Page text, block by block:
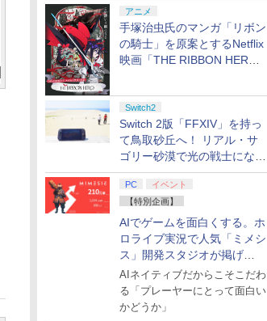
アニメ
手塚治虫氏のマンガ「リボン
の騎士」を原案とするNetflix
映画「THE RIBBON HERO
Switch2
Switch 2版「FFXIV」を持っ
て鳥取砂丘へ！ リアル・サ
ゴリー砂漠で光の戦士になっ
てみた
PC
イベント
【特別企画】
AIでゲームを面白くする。ホ
ロライブ実況で人気「ミメシ
ス」開発スタジオが掲げ
る“AI活用の信念”とは？【講
演レポート】
AIネイティブだからこそこだわ
る「プレーヤーにとって面白い
かどうか」